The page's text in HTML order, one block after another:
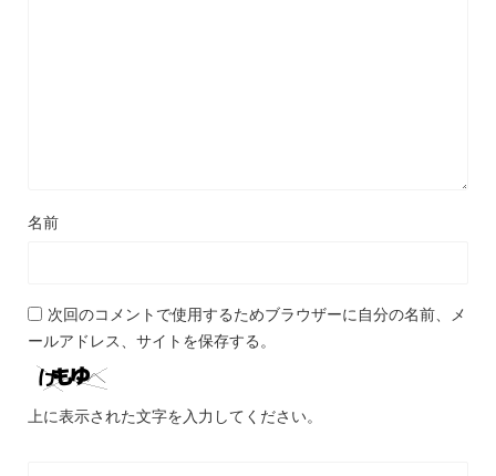
名前
次回のコメントで使用するためブラウザーに自分の名前、メ
ールアドレス、サイトを保存する。
上に表示された文字を入力してください。